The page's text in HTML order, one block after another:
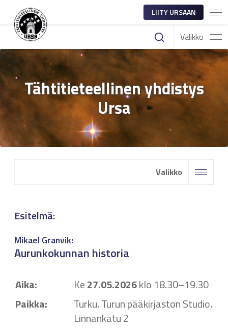
LIITY URSAAN
Valikko
Tähtitieteellinen yhdistys
Ursa
Valikko
Esitelmä:
Mikael Granvik:
Aurunkokunnan historia
Aika: Ke27.05.2026klo 18.30–19.30
Paikka:
Turku, Turun pääkirjaston Studio,
Linnankatu 2